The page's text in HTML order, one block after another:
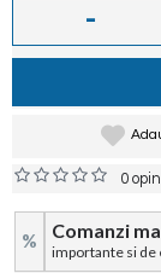
-
0
% Comanzi
importante si de